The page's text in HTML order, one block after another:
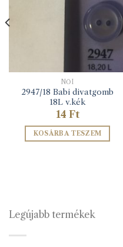
NŐI
2947/18 Babi divatgomb
18L v.kék
14 Ft
KOSÁRBA TESZEM
Legújabb termékek